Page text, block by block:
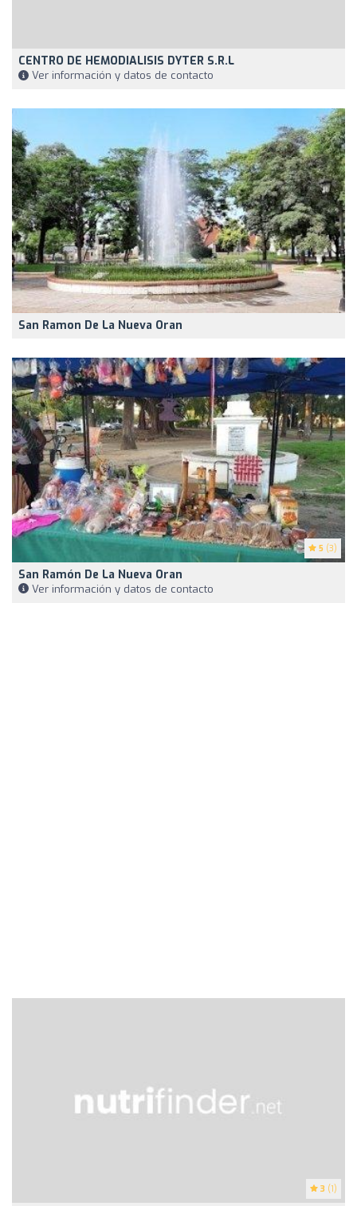
CENTRO DE HEMODIALISIS DYTER S.R.L
Ver información y datos de contacto
San Ramon De La Nueva Oran
5 (3)
San Ramón De La Nueva Oran
Ver información y datos de contacto
3 (1)